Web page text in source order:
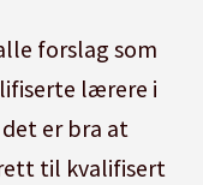
forslag som
lærere i
er bra at
til kvalifisert